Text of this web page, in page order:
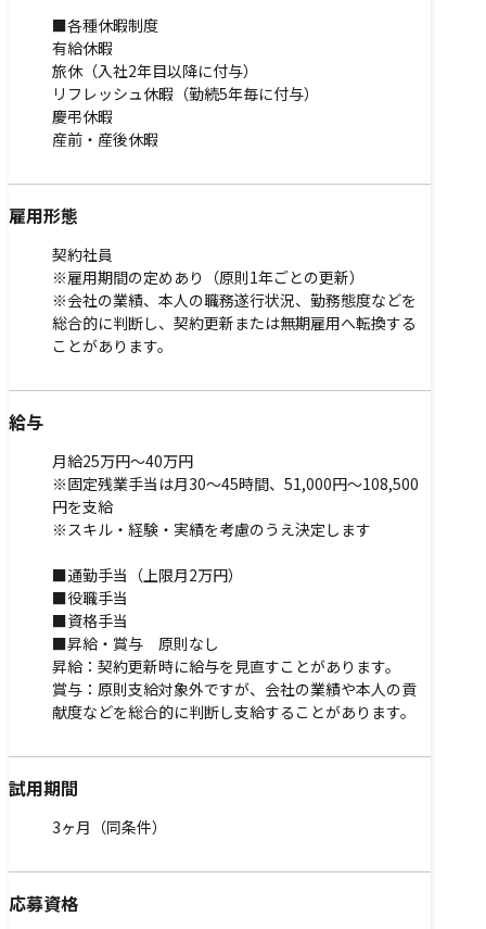
■各種休暇制度
有給休暇
旅休（入社2年目以降に付与）
リフレッシュ休暇（勤続5年毎に付与）
慶弔休暇
産前・産後休暇
雇用形態
契約社員
※雇用期間の定めあり（原則1年ごとの更新）
※会社の業績、本人の職務遂行状況、勤務態度などを
総合的に判断し、契約更新または無期雇用へ転換する
ことがあります。
給与
月給25万円～40万円
※固定残業手当は月30～45時間、51,000円～108,500
円を支給
※スキル・経験・実績を考慮のうえ決定します
■通勤手当（上限月2万円）
■役職手当
■資格手当
■昇給・賞与 原則なし
昇給：契約更新時に給与を見直すことがあります。
賞与：原則支給対象外ですが、会社の業績や本人の貢
献度などを総合的に判断し支給することがあります。
試用期間
3ヶ月（同条件）
応募資格